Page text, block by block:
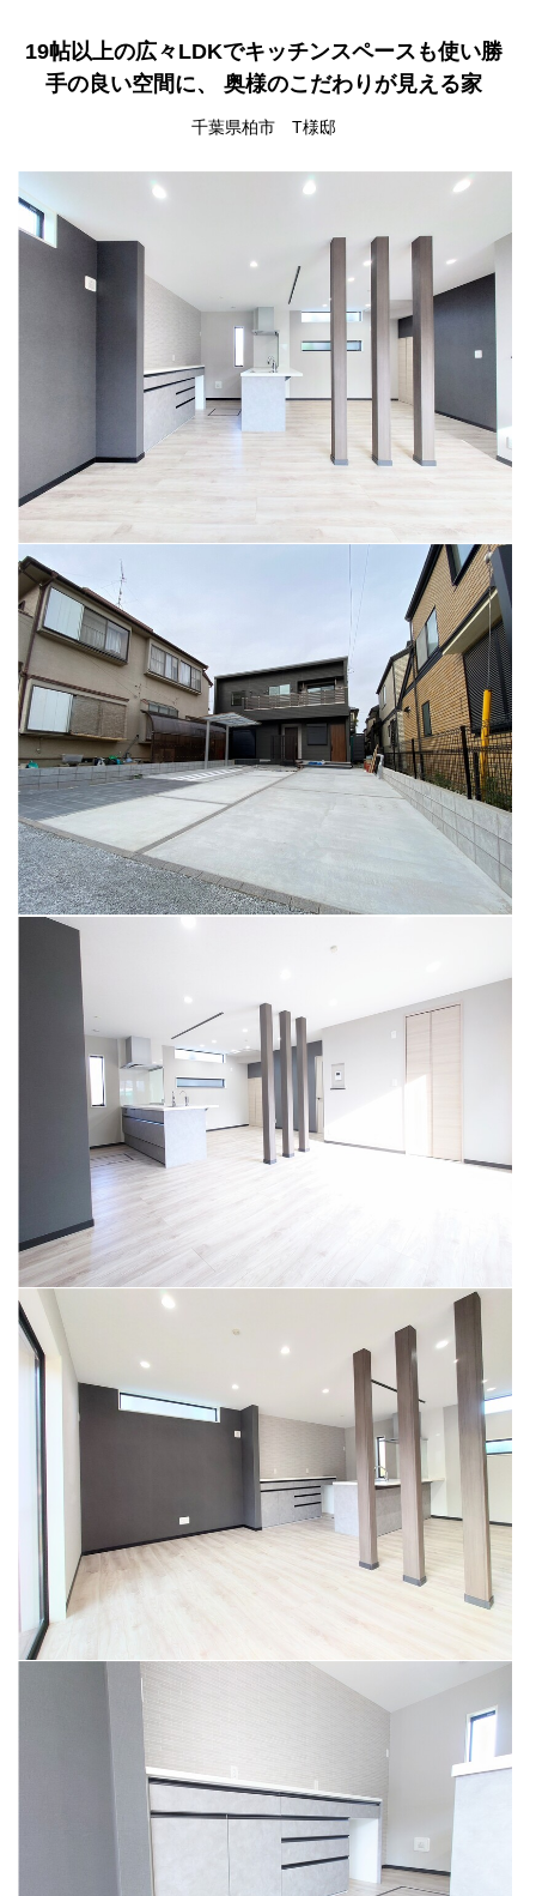
19帖以上の広々LDKでキッチンスペースも使い勝
手の良い空間に、 奥様のこだわりが見える家
千葉県柏市 T様邸